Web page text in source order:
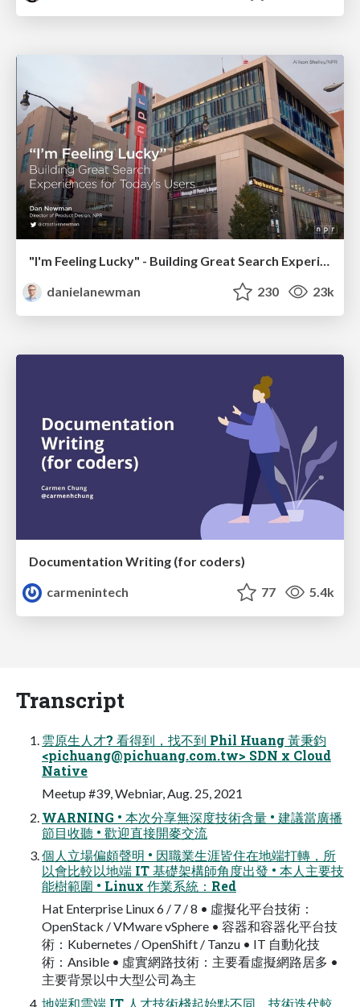
"I'm Feeling Lucky" - Building Great Search Experiences for Today's Users (#IAC19)
danielanewman
230 23k
Documentation Writing (for coders)
carmenintech
77 5.4k
Transcript
雲原生人才? 看得到，找不到 Phil Huang 黃秉鈞
<pichuang@pichuang.com.tw> SDN x Cloud
Native
Meetup #39, Webniar, Aug. 25, 2021
WARNING • 本次分享無深度技術含量 • 建議當廣播
節目收聽 • 歡迎直接開麥交流
個人立場偏頗聲明 • 因職業生涯皆住在地端打轉，所
以會比較以地端 IT 基礎架構師角度出發 • 本人主要技
能樹範圍 • Linux 作業系統：Red
Hat Enterprise Linux 6 / 7 / 8 • 虛擬化平台技術：
OpenStack / VMware vSphere • 容器和容器化平台技
術：Kubernetes / OpenShift / Tanzu • IT 自動化技
術：Ansible • 虛實網路技術：主要看虛擬網路居多 •
主要背景以中大型公司為主
地端和雲端 IT 人才技術棧起始點不同，技術迭代較